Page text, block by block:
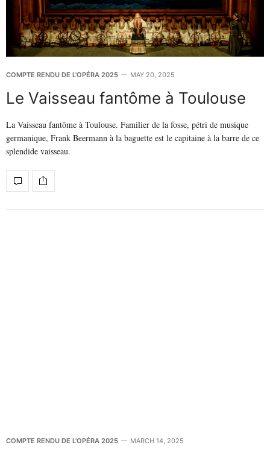
COMPTE RENDU DE L'OPÉRA 2025 MAY 20, 2025
Le Vaisseau fantôme à Toulouse
La Vaisseau fantôme à Toulouse. Familier de la fosse, pétri de musique
germanique, Frank Beermann à la baguette est le capitaine à la barre de ce
splendide vaisseau.
COMPTE RENDU DE L'OPÉRA 2025 MARCH 14, 2025